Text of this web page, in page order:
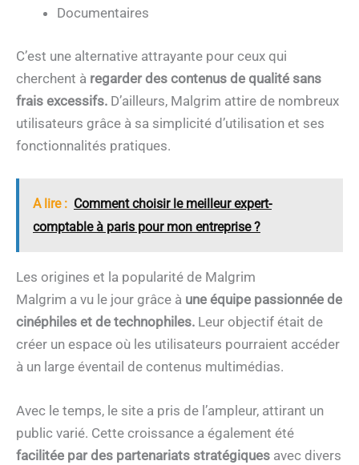
Documentaires
C’est une alternative attrayante pour ceux qui
cherchent à regarder des contenus de qualité sans
frais excessifs. D’ailleurs, Malgrim attire de nombreux
utilisateurs grâce à sa simplicité d’utilisation et ses
fonctionnalités pratiques.
A lire : Comment choisir le meilleur expert-
comptable à paris pour mon entreprise ?
Les origines et la popularité de Malgrim
Malgrim a vu le jour grâce à une équipe passionnée de
cinéphiles et de technophiles. Leur objectif était de
créer un espace où les utilisateurs pourraient accéder
à un large éventail de contenus multimédias.
Avec le temps, le site a pris de l’ampleur, attirant un
public varié. Cette croissance a également été
facilitée par des partenariats stratégiques avec divers